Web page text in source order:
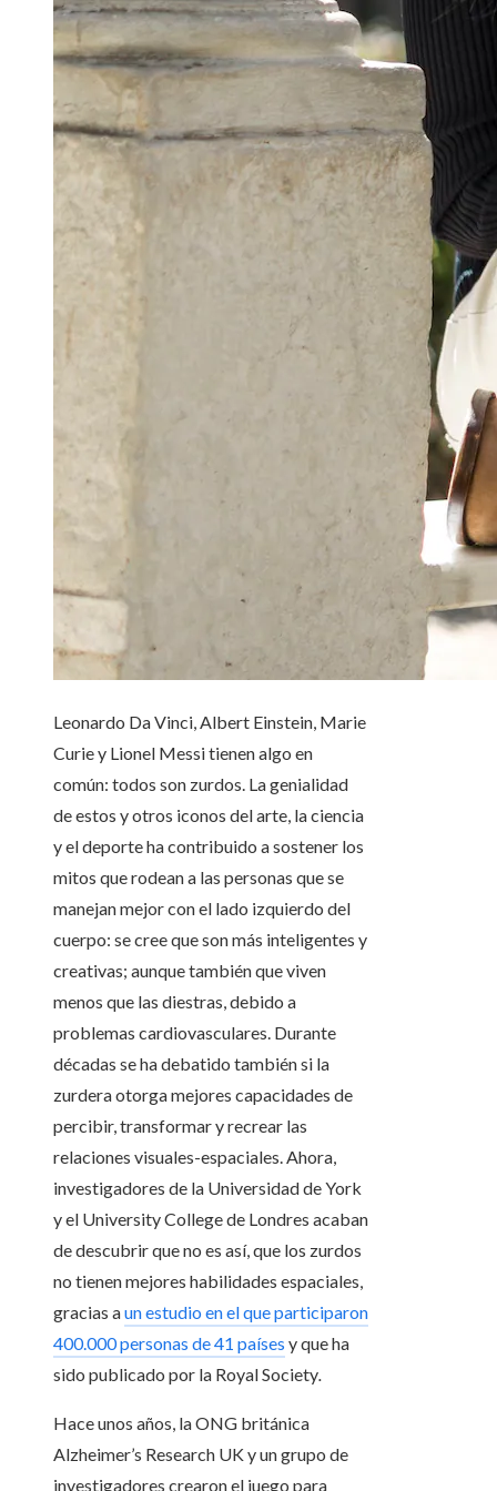
Leonardo Da Vinci, Albert Einstein, Marie
Curie y Lionel Messi tienen algo en
común: todos son zurdos. La genialidad
de estos y otros iconos del arte, la ciencia
y el deporte ha contribuido a sostener los
mitos que rodean a las personas que se
manejan mejor con el lado izquierdo del
cuerpo: se cree que son más inteligentes y
creativas; aunque también que viven
menos que las diestras, debido a
problemas cardiovasculares. Durante
décadas se ha debatido también si la
zurdera otorga mejores capacidades de
percibir, transformar y recrear las
relaciones visuales-espaciales. Ahora,
investigadores de la Universidad de York
y el University College de Londres acaban
de descubrir que no es así, que los zurdos
no tienen mejores habilidades espaciales,
gracias aun estudio en el que participaron
400.000 personas de 41 países y que ha
sido publicado por la Royal Society.
Hace unos años, la ONG británica
Alzheimer’s Research UK y un grupo de
investigadores crearon el juego para